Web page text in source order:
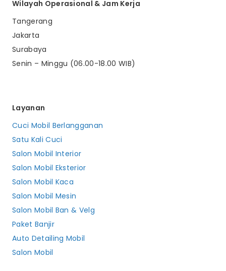
Wilayah Operasional & Jam Kerja
Tangerang
Jakarta
Surabaya
Senin – Minggu (06.00-18.00 WIB)
Layanan
Cuci Mobil Berlangganan
Satu Kali Cuci
Salon Mobil Interior
Salon Mobil Eksterior
Salon Mobil Kaca
Salon Mobil Mesin
Salon Mobil Ban & Velg
Paket Banjir
Auto Detailing Mobil
Salon Mobil